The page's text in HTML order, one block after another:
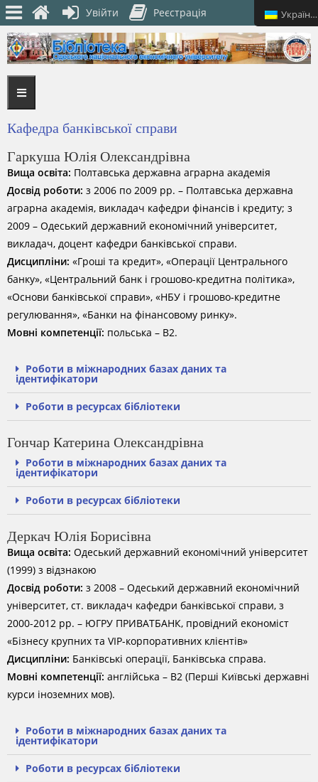
Кафедра банківської справи
Гаркуша Юлія Олександрівна
Вища освіта: Полтавська державна аграрна академія
Досвід роботи: з 2006 по 2009 рр. – Полтавська державна
аграрна академія, викладач кафедри фінансів і кредиту; з
2009 – Одеський державний економічний університет,
викладач, доцент кафедри банківської справи.
Дисципліни: «Гроші та кредит», «Операції Центрального
банку», «Центральний банк і грошово-кредитна політика»,
«Основи банківської справи», «НБУ і грошово-кредитне
регулювання», «Банки на фінансовому ринку».
Мовні компетенції: польська – B2.
Роботи в міжнародних базах даних та
ідентифікатори
Роботи в ресурсах бібліотеки
Гончар Катерина Олександрівна
Роботи в міжнародних базах даних та
ідентифікатори
Роботи в ресурсах бібліотеки
Деркач Юлія Борисівна
Вища освіта: Одеський державний економічний університет
(1999) з відзнакою
Досвід роботи: з 2008 – Одеський державний економічний
університет, ст. викладач кафедри банківської справи, з
2000-2012 рр. – ЮГРУ ПРИВАТБАНК, провідний економіст
«Бізнесу крупних та VIP-корпоративних клієнтів»
Дисципліни: Банківські операції, Банківська справа.
Мовні компетенції: англійська – B2 (Перші Київські державні
курси іноземних мов).
Роботи в міжнародних базах даних та
ідентифікатори
Роботи в ресурсах бібліотеки
Увійти Реєстрація Українська